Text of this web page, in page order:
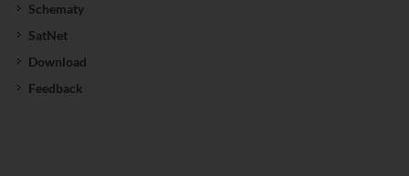
Schematy
SatNet
Download
Feedback